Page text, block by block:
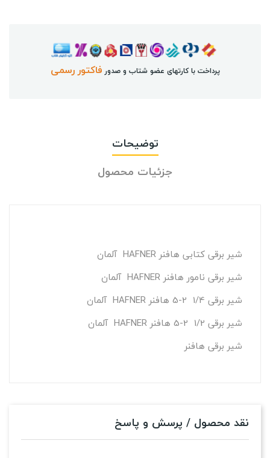
پرداخت با کارتهای عضو شتاب و صدور فاکتور رسمی
توضیحات
جزئیات محصول
شیر برقی کتابی هافنر HAFNER آلمان
شیر برقی نامور هافنر HAFNER آلمان
شیر برقی 1/4 2-5 هافنر HAFNER آلمان
شیر برقی 1/2 2-5 هافنر HAFNER آلمان
شیر برقی هافنر
نقد محصول / پرسش و پاسخ